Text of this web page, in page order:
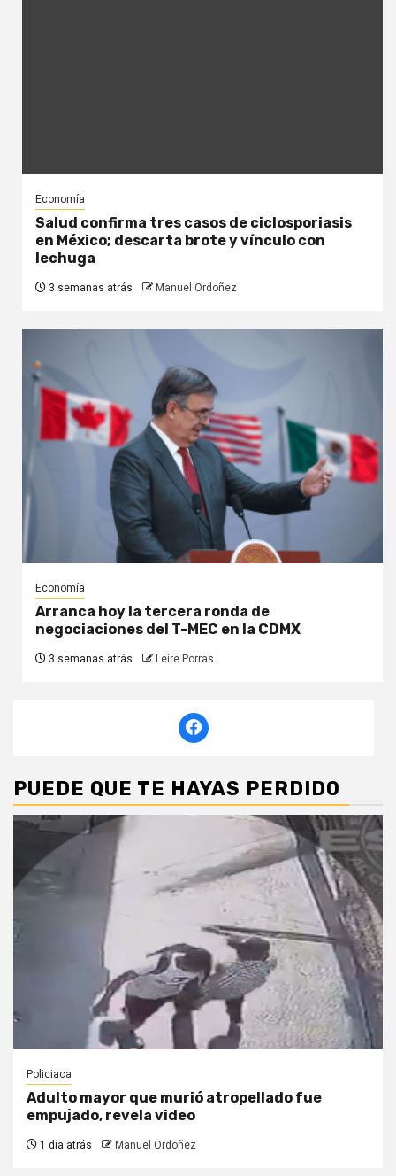
Economía
Salud confirma tres casos de ciclosporiasis
en México; descarta brote y vínculo con
lechuga
3 semanas atrás Manuel Ordoñez
Economía
Arranca hoy la tercera ronda de
negociaciones del T-MEC en la CDMX
3 semanas atrás Leire Porras
PUEDE QUE TE HAYAS PERDIDO
Policiaca
Adulto mayor que murió atropellado fue
empujado, revela video
1 día atrás Manuel Ordoñez